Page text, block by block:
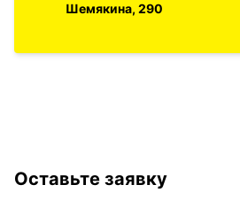
Шемякина, 290
Оставьте заявку